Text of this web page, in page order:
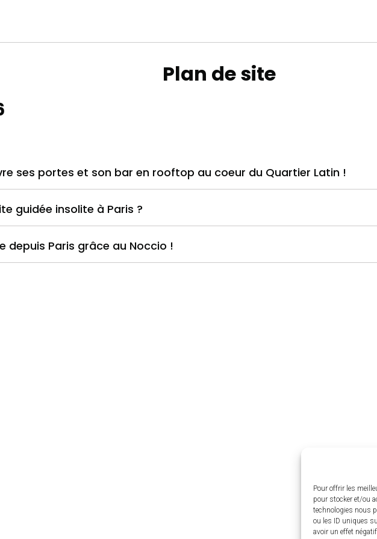
Pour offrir les
pour stocker et/ou
technologies nous
ou les ID uniques
avoir un effet
Plan de site
ses portes et son bar en rooftop au coeur du Quartier Latin !
guidée insolite à Paris ?
depuis Paris grâce au Noccio !